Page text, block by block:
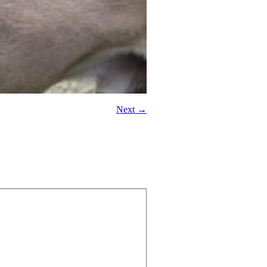
Next →